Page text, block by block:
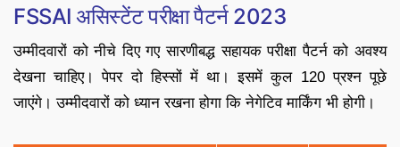
FSSAI असिस्टेंट परीक्षा पैटर्न 2023
उम्मीदवारों को नीचे दिए गए सारणीबद्ध सहायक परीक्षा पैटर्न को अवश्य
देखना चाहिए। पेपर दो हिस्सों में था। इसमें कुल 120 प्रश्न पूछे
जाएंगे। उम्मीदवारों को ध्यान रखना होगा कि नेगेटिव मार्किंग भी होगी।